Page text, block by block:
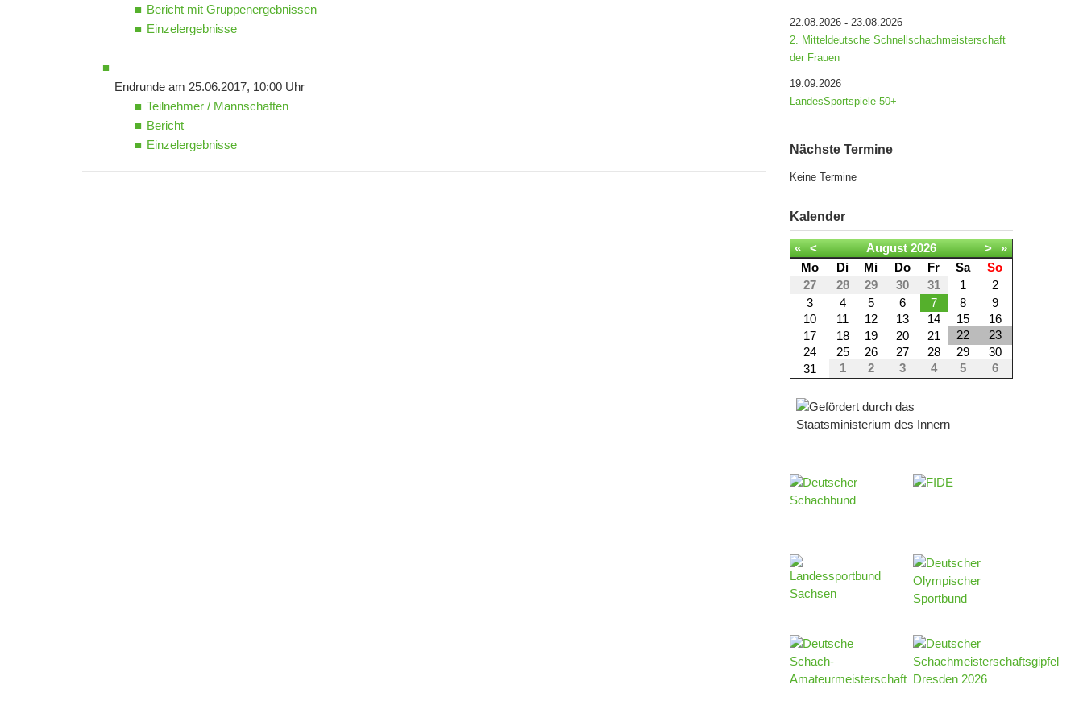
Bericht mit Gruppenergebnissen
Einzelergebnisse
Endrunde am 25.06.2017, 10:00 Uhr
Teilnehmer / Mannschaften
Bericht
Einzelergebnisse
22.08.2026- 23.08.2026
2. Mitteldeutsche Schnellschachmeisterschaft
der Frauen
19.09.2026
LandesSportspiele 50+
Nächste Termine
Keine Termine
Kalender
« < August 2026 >
»
Mo
Di Mi Do Fr Sa
So
27
28 29 30 31 1
2
3
4 5 6 7 8
9
10
11 12 13 14 15
16
17
18 19 20 21 22
23
24
25 26 27 28 29
30
31
1 2 3 4 5 6